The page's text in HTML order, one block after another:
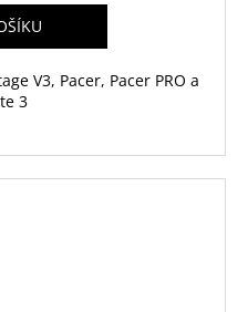
V3, Pacer, Pacer PRO a
3